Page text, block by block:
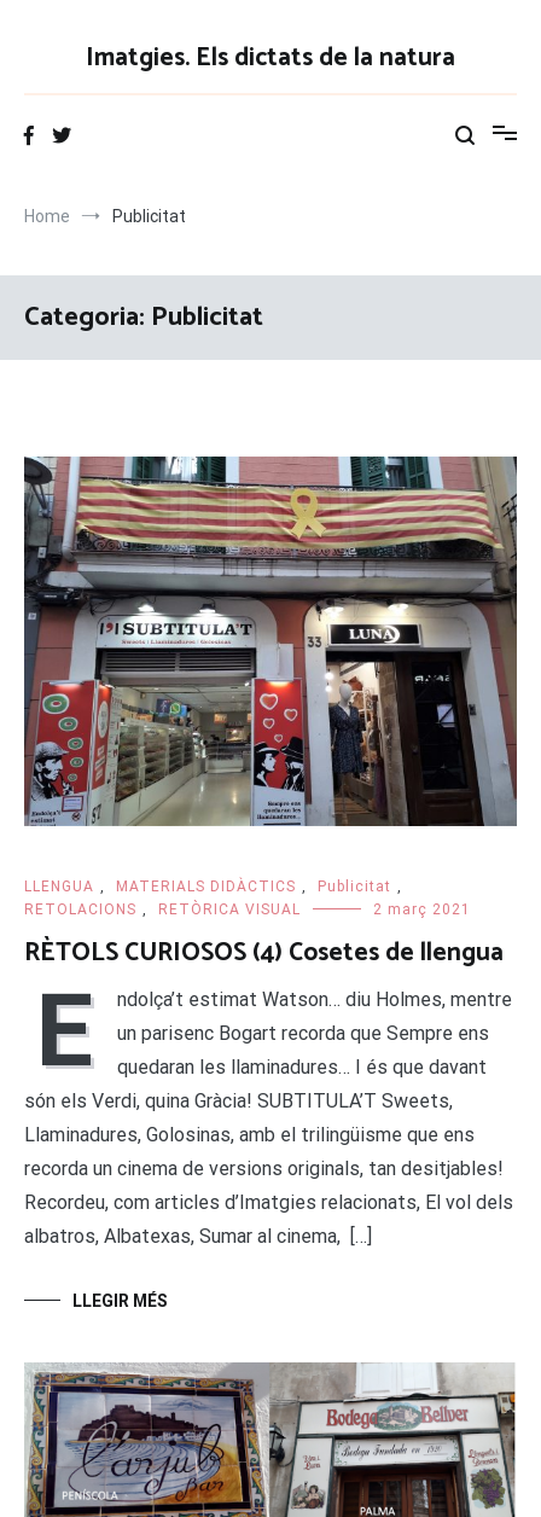
Imatgies. Els dictats de la natura
Home Publicitat
Categoria: Publicitat
LLENGUA , MATERIALS DIDÀCTICS , Publicitat ,
RETOLACIONS , RETÒRICA VISUAL 2 març 2021
RÈTOLS CURIOSOS (4) Cosetes de llengua
E
ndolça’t estimat Watson… diu Holmes, mentre
un parisenc Bogart recorda que Sempre ens
quedaran les llaminadures… I és que davant
són els Verdi, quina Gràcia! SUBTITULA’T Sweets,
Llaminadures, Golosinas, amb el trilingüisme que ens
recorda un cinema de versions originals, tan desitjables!
Recordeu, com articles d’Imatgies relacionats, El vol dels
albatros, Albatexas, Sumar al cinema, […]
LLEGIR MÉS